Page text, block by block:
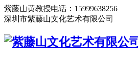
紫藤山黄教授电话：15999638256
深圳市紫藤山文化艺术有限公司